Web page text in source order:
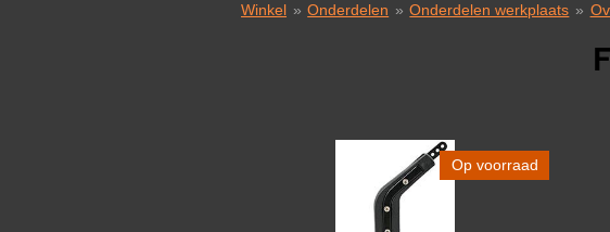
Winkel » Onderdelen » Onderdelen werkplaats »
Op voorraad